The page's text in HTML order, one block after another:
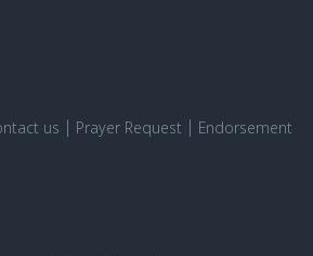
us Prayer Request
Endorsement